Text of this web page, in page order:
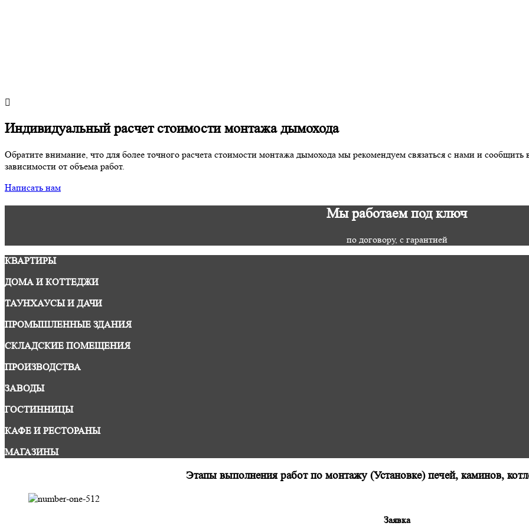
Индивидуальный расчет стоимости монтажа дымохода
Обратите внимание, что для более точного расчета стоимости монтажа дымохода мы рекомендуем связаться с нами и
зависимости от объема работ.
Написать нам
Мы работаем под ключ
по договору, с гарантией
КВАРТИРЫ
ДОМА И КОТТЕДЖИ
ТАУНХАУСЫ И ДАЧИ
ПРОМЫШЛЕННЫЕ ЗДАНИЯ
СКЛАДСКИЕ ПОМЕЩЕНИЯ
ПРОИЗВОДСТВА
ЗАВОДЫ
ГОСТИННИЦЫ
КАФЕ И РЕСТОРАНЫ
МАГАЗИНЫ
Этапы выполнения работ по монтажу (Установке) печей, каминов,
Заявка